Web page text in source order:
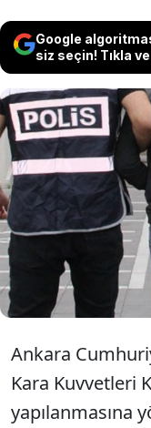
Google
siz seçin! Tıkla
Ankara
Kara Kuvvetleri
yapılanmasına